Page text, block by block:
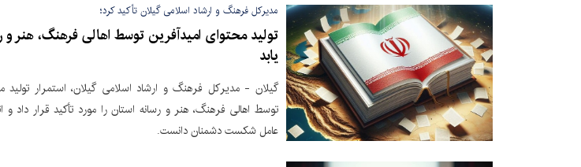
مدیرکل فرهنگ و ارشاد اسلامی گیلان تأکید کرد؛
تولید محتوای امیدآفرین توسط اهالی فرهنگ، هنر و
یابد
گیلان - مدیرکل فرهنگ و ارشاد اسلامی گیلان، استمرار تولید
توسط اهالی فرهنگ، هنر و رسانه استان را مورد تأکید قرار داد و
عامل شکست دشمنان دانست.